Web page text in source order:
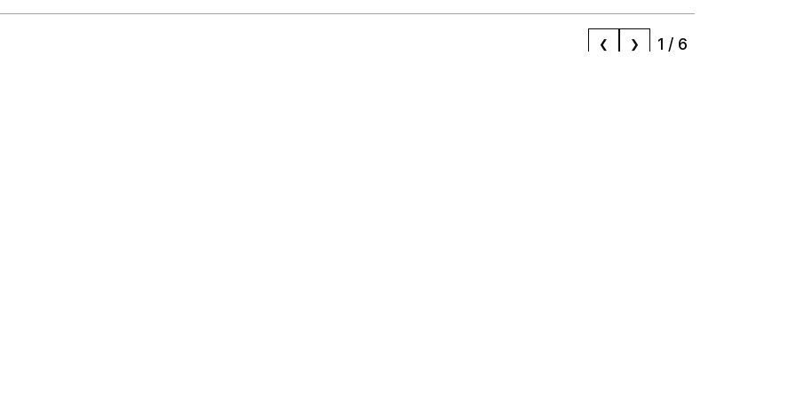
❮ ❯ 1 / 6